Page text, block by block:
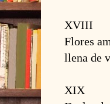
XVIII
Flores
llena de
XIX